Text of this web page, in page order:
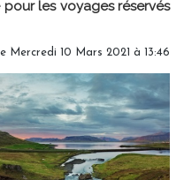
les voyages réservés
le Mercredi 10 Mars 2021 à 13:46